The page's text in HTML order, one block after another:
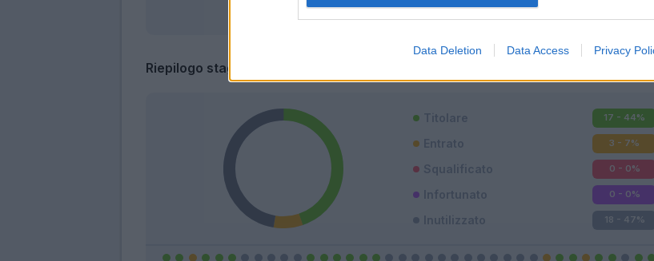
Data Deletion Data Access Privacy
Classic Mantra
Riepilogo stagione
Titolare 17 - 44%
Entrato 3 - 7%
Squalificato 0 - 0%
Infortunato 0 - 0%
Inutilizzato 18 - 47%